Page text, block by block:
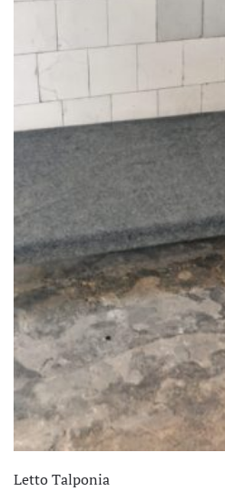
Letto Talponia